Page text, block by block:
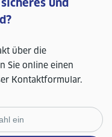
über die
Sie online einen
Kontaktformular.